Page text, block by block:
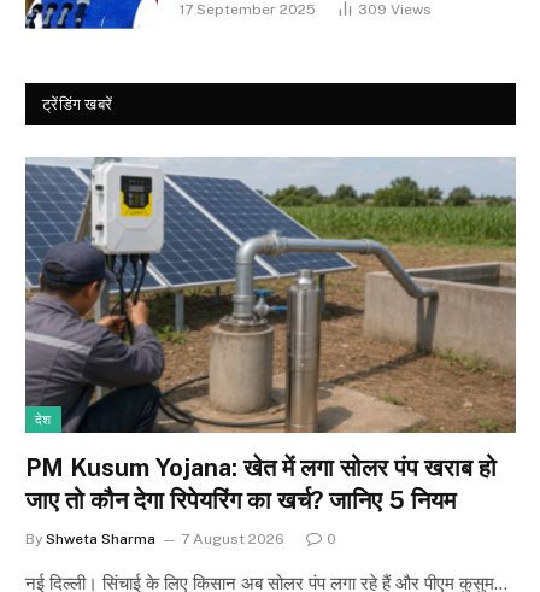
17 September 2025 309 Views
ट्रेंडिंग खबरें
देश
PM Kusum Yojana: खेत में लगा सोलर पंप खराब हो
जाए तो कौन देगा रिपेयरिंग का खर्च? जानिए 5 नियम
By Shweta Sharma 7 August 2026 0
नई दिल्ली। सिंचाई के लिए किसान अब सोलर पंप लगा रहे हैं और पीएम कुसुम…